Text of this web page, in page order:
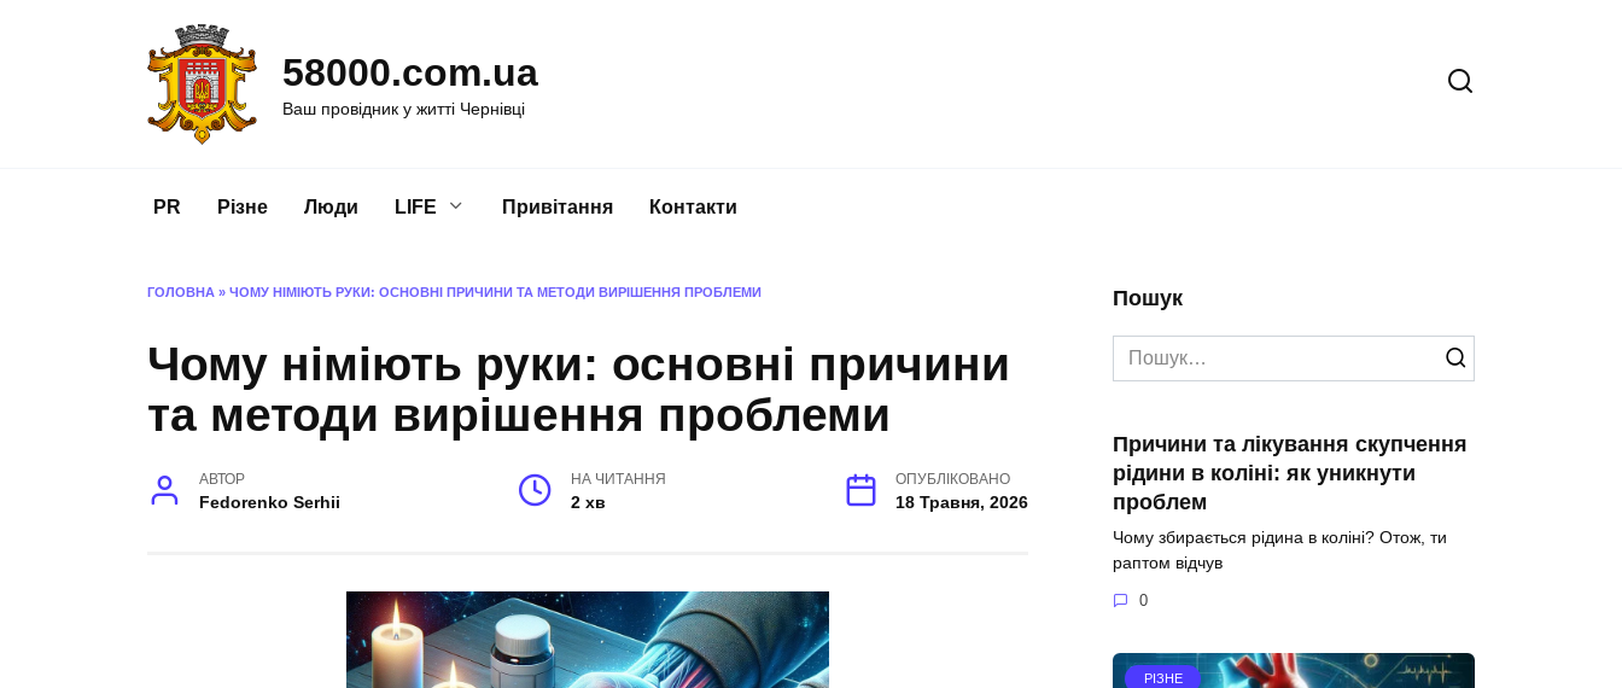
58000.com.ua
Ваш провідник у житті Чернівці
PR Різне Люди LIFE Привітання Контакти
ГОЛОВНА » ЧОМУ НІМІЮТЬ РУКИ: ОСНОВНІ ПРИЧИНИ ТА МЕТОДИ ВИРІШЕННЯ ПРОБЛЕМИ
Чому німіють руки: основні причини
та методи вирішення проблеми
АВТОР
Fedorenko Serhii
НА ЧИТАННЯ
2 хв
ОПУБЛІКОВАНО
18 Травня, 2026
Пошук
Search
for:
Причини та лікування скупчення
рідини в коліні: як уникнути
проблем
Чому збирається рідина в коліні? Отож, ти
раптом відчув
0
РІЗНЕ